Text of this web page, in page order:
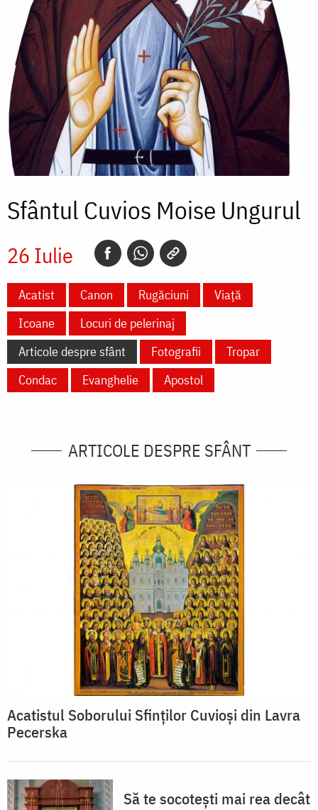
Sfântul Cuvios Moise Ungurul
26 Iulie
Acatist Canon Rugăciuni
Viață
Icoane
Locuri de pelerinaj
Articole despre sfânt
Fotografii
Tropar
Condac
Evanghelie Apostol
ARTICOLE DESPRE SFÂNT
Acatistul Soborului Sfinților Cuvioși din Lavra
Pecerska
Să te socotești mai rea decât